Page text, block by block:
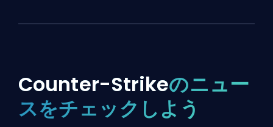
Counter-Strikeのニュー
スをチェックしよう